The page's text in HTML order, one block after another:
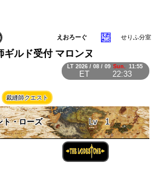
LT 2026 / 08 / 09 Sun. 11:55
ET 22:33
えおろーぐ せりふ分室
ギルド受付 マロンヌ
裁縫師クエスト
ト・ローズ Lv 1